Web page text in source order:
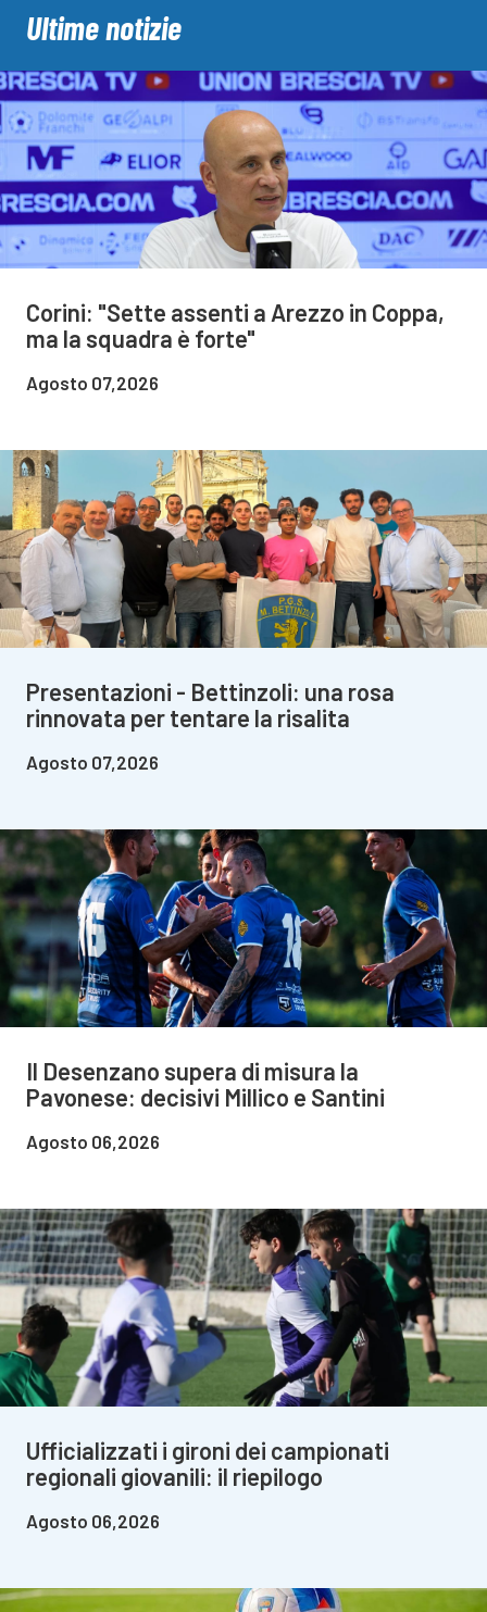
Ultime notizie
Corini: "Sette assenti a Arezzo in Coppa,
ma la squadra è forte"
Agosto 07,2026
Presentazioni - Bettinzoli: una rosa
rinnovata per tentare la risalita
Agosto 07,2026
Il Desenzano supera di misura la
Pavonese: decisivi Millico e Santini
Agosto 06,2026
Ufficializzati i gironi dei campionati
regionali giovanili: il riepilogo
Agosto 06,2026